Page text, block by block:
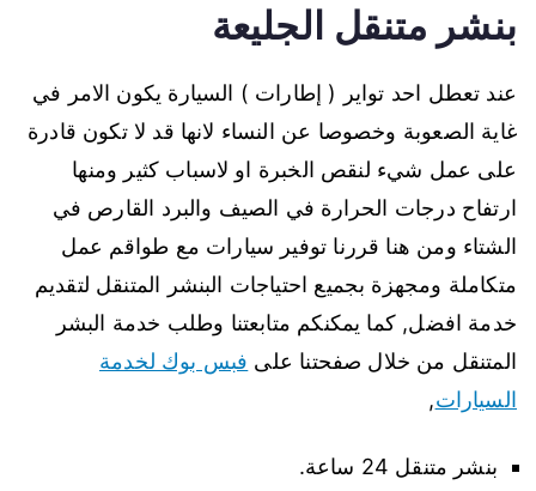
بنشر متنقل الجليعة
عند تعطل احد تواير ( إطارات ) السيارة يكون الامر في
غاية الصعوبة وخصوصا عن النساء لانها قد لا تكون قادرة
على عمل شيء لنقص الخبرة او لاسباب كثير ومنها
ارتفاح درجات الحرارة في الصيف والبرد القارص في
الشتاء ومن هنا قررنا توفير سيارات مع طواقم عمل
متكاملة ومجهزة بجميع احتياجات البنشر المتنقل لتقديم
خدمة افضل, كما يمكنكم متابعتنا وطلب خدمة البشر
المتنقل من خلال صفحتنا على فبس بوك لخدمة
السيارات,
بنشر متنقل 24 ساعة.